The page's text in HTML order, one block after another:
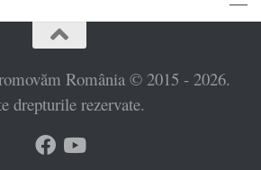
România © 2015 - 2026.
drepturile rezervate.